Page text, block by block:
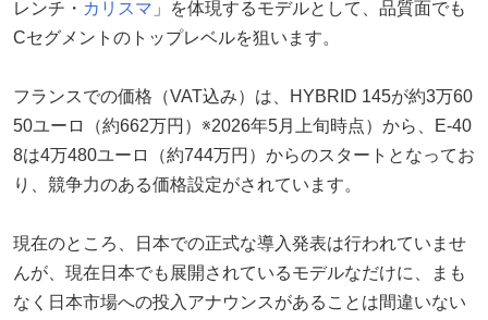
レンチ・ カリスマ 」を体現するモデルとして、品質面でも
Cセグメントのトップレベルを狙います。
フランスでの価格（VAT込み）は、HYBRID 145が約3万60
50ユーロ（約662万円）※2026年5月上旬時点）から、E-40
8は4万480ユーロ（約744万円）からのスタートとなってお
り、競争力のある価格設定がされています。
現在のところ、日本での正式な導入発表は行われていませ
んが、現在日本でも展開されているモデルなだけに、まも
なく日本市場への投入アナウンスがあることは間違いない